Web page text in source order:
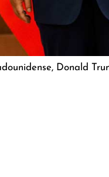
Donald